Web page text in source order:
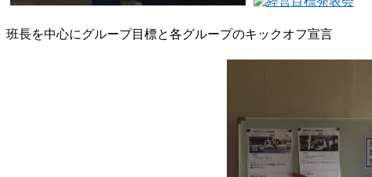
班長を中心にグループ目標と各グループのキックオフ宣言